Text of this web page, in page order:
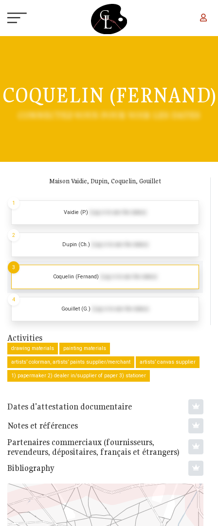
COQUELIN (FERNAND)
CONNECTEZ-VOUS POUR VOIR LES DATES
Maison Vaidie, Dupin, Coquelin, Gouillet
Vaidie (P.)
1
Dupin (Ch.)
2
Coquelin (Fernand)
3
Gouillet (G.)
4
Activities
drawing materials painting materials
artists’ colorman, artists’ paints supplier/merchant artists’ canvas supplier
1) papermaker 2) dealer in/supplier of paper 3) stationer
Dates d'attestation documentaire
Notes et références
Partenaires commerciaux (fournisseurs,
revendeurs, dépositaires, français et étrangers)
Bibliography